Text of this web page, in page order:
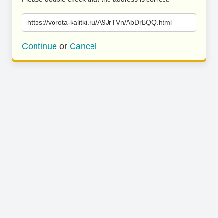
https://vorota-kalitki.ru/A9JrTVn/AbDrBQQ.html
Continue or Cancel